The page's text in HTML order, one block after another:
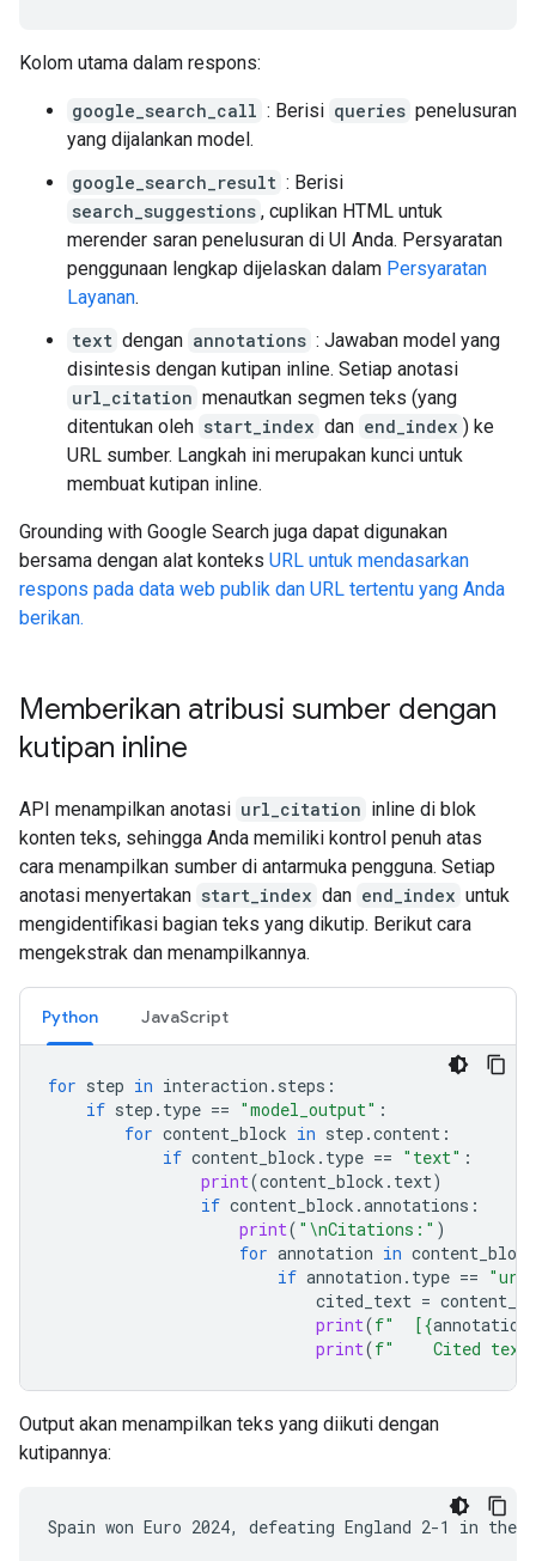
Kolom utama dalam respons:
google_search_call : Berisi queries penelusuran
yang dijalankan model.
google_search_result : Berisi
search_suggestions , cuplikan HTML untuk
merender saran penelusuran di UI Anda. Persyaratan
penggunaan lengkap dijelaskan dalam Persyaratan
Layanan.
text dengan annotations : Jawaban model yang
disintesis dengan kutipan inline. Setiap anotasi
url_citation menautkan segmen teks (yang
ditentukan oleh start_index dan end_index ) ke
URL sumber. Langkah ini merupakan kunci untuk
membuat kutipan inline.
Grounding with Google Search juga dapat digunakan
bersama dengan alat konteks URL untuk mendasarkan
respons pada data web publik dan URL tertentu yang Anda
berikan.
Memberikan atribusi sumber dengan
kutipan inline
API menampilkan anotasi url_citation inline di blok
konten teks, sehingga Anda memiliki kontrol penuh atas
cara menampilkan sumber di antarmuka pengguna. Setiap
anotasi menyertakan start_index dan end_index untuk
mengidentifikasi bagian teks yang dikutip. Berikut cara
mengekstrak dan menampilkannya.
Python JavaScript
for step in interaction . steps :
if step . type == "model_output" :
for content_block in step .content :
if content_block . type == "text" :
print(content_block . text)
if content_block .annotations :
print( " \nCitations:" )
for annotation in content_block
if annotation . type ==
cited_text =
print(f"  [{annotation
print(f"    Cited
Output akan menampilkan teks yang diikuti dengan
kutipannya:
Spain won Euro 2024, defeating England 2-1 in